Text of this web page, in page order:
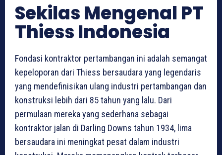
Sekilas Mengenal PT
Thiess Indonesia
Fondasi kontraktor pertambangan ini adalah semangat
kepeloporan dari Thiess bersaudara yang legendaris
yang mendefinisikan ulang industri pertambangan dan
konstruksi lebih dari 85 tahun yang lalu. Dari
permulaan mereka yang sederhana sebagai
kontraktor jalan di Darling Downs tahun 1934, lima
bersaudara ini meningkat pesat dalam industri